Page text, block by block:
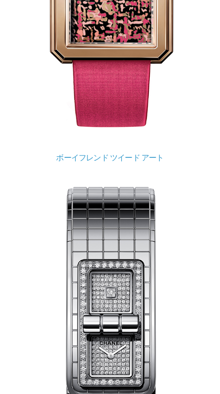
ボーイフレンド ツイード アート